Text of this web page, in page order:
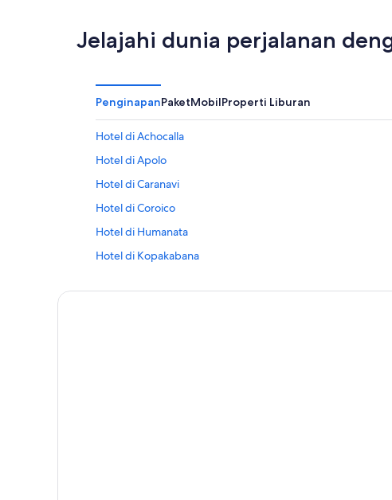
Jelajahi dunia perjalanan
PenginapanPaketMobilProperti Liburan
Hotel di Achocalla
Hotel di Apolo
Hotel di Caranavi
Hotel di Coroico
Hotel di Humanata
Hotel di Kopakabana